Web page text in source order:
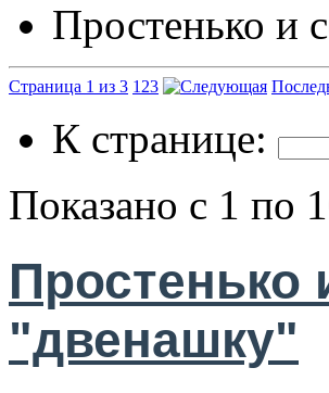
Простенько и
Страница 1 из 3 1 23
К странице:
Показано с 1 по
Простенько
"двенашку"